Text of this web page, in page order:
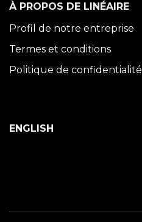
À PROPOS DE LINÉAIRE
Profil de notre entreprise
Termes et conditions
Politique de confidentialité
ENGLISH